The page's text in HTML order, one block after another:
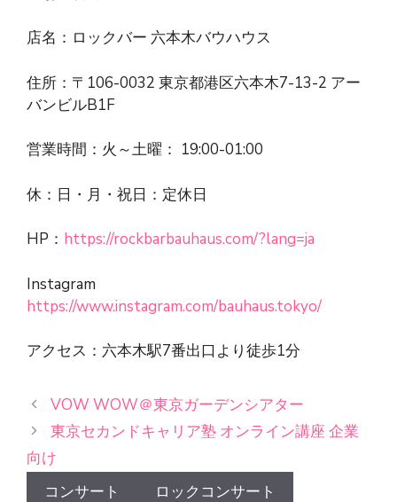
店名：ロックバー 六本木バウハウス
住所：〒106-0032 東京都港区六本木7-13-2 アー
バンビルB1F
営業時間：火～土曜： 19:00-01:00
休：日・月・祝日：定休日
HP： https://rockbarbauhaus.com/?lang=ja
Instagram
https://www.instagram.com/bauhaus.tokyo/
アクセス：六本木駅7番出口より徒歩1分
VOW WOW＠東京ガーデンシアター
東京セカンドキャリア塾 オンライン講座 企業
向け
コンサート
ロックコンサート